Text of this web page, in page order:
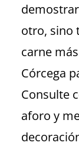
otro, sino
carne
Córcega
Consulte
aforo y